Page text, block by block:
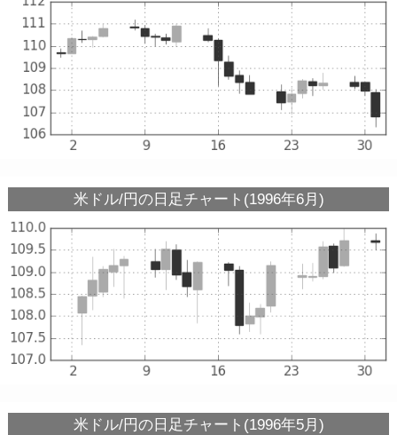
米ドル/円の日足チャート(1996年6月)
米ドル/円の日足チャート(1996年5月)